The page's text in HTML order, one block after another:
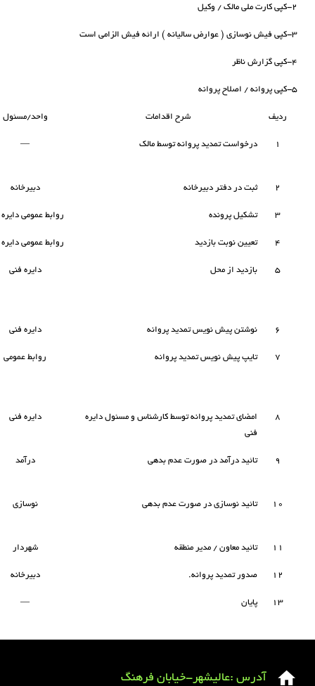
۲-کپی کارت ملی مالک / وکیل
۳-کپی فیش نوسازی ( عوارض سالیانه ) ارائه فیش الزامی است
۴-کپی گزارش ناظر
۵-کپی پروانه / اصلاح پروانه
ردیف شرح اقدامات واحد/مسئول
۱ درخواست تمدید پروانه توسط مالک —
۲ ثبت در دفتر دبیرخانه دبیرخانه
۳ تشکیل پرونده روابط عمومی
۴ تعیین نوبت بازدید روابط عمومی
۵ بازدید از محل دایره فنی
۶ نوشتن پیش نویس تمدید پروانه دایره فنی
۷ تایپ پیش نویس تمدید پروانه روابط عمومی
۸
امضای تمدید پروانه توسط کارشناس و مسئول دایره
فنی
دایره فنی
۹ تائید درآمد در صورت عدم بدهی درآمد
۱۰ تائید نوسازی در صورت عدم بدهی نوسازی
۱۱ تائید معاون / مدیر منطقه شهردار
۱۲ صدور تمدید پروانه. دبیرخانه
۱۳ پایان —
آدرس :عالیشهر-خیابان فرهنگ